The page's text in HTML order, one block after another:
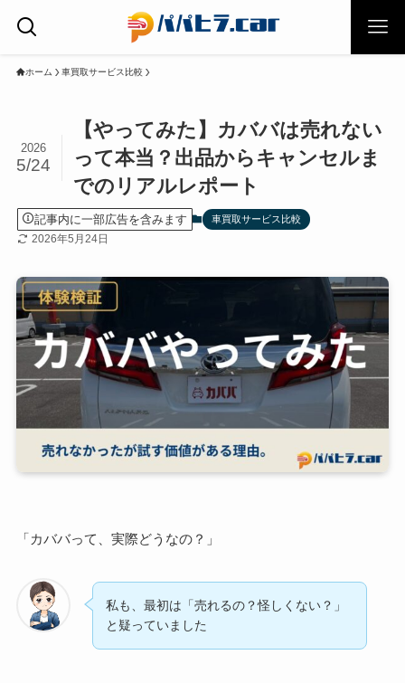
ホーム 車買取サービス比較
【やってみた】カババは売れない
って本当？出品からキャンセルま
でのリアルレポート
2026
5/24
記事内に一部広告を含みます 車買取サービス比較
2026年5月24日
「カババって、実際どうなの？」
私も、最初は「売れるの？怪しくない？」
と疑っていました